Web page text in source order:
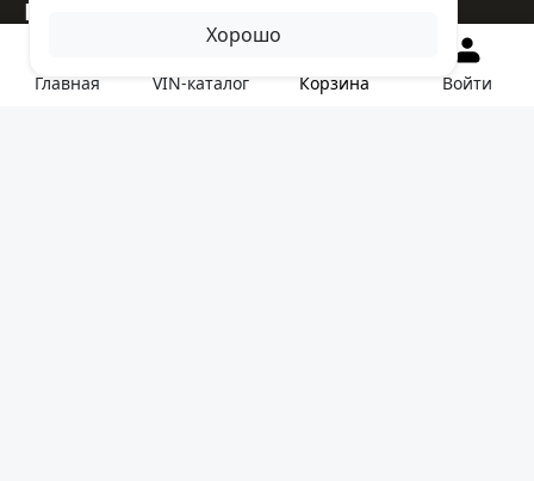
Главная VIN-каталог Корзина Войти
Хорошо
Наши контакты
info@griffin24.ru